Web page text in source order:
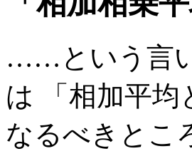
……という言
は 「相加平均
なるべきとこ